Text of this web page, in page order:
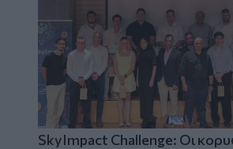
SkyImpact Challenge: Οι